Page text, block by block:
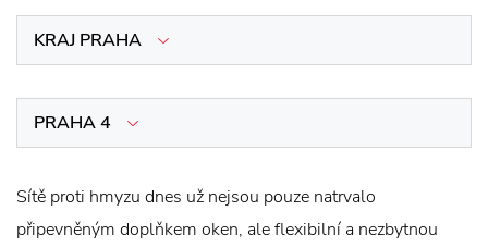
KRAJ PRAHA
PRAHA 4
Sítě proti hmyzu dnes už nejsou pouze natrvalo
připevněným doplňkem oken, ale flexibilní a nezbytnou